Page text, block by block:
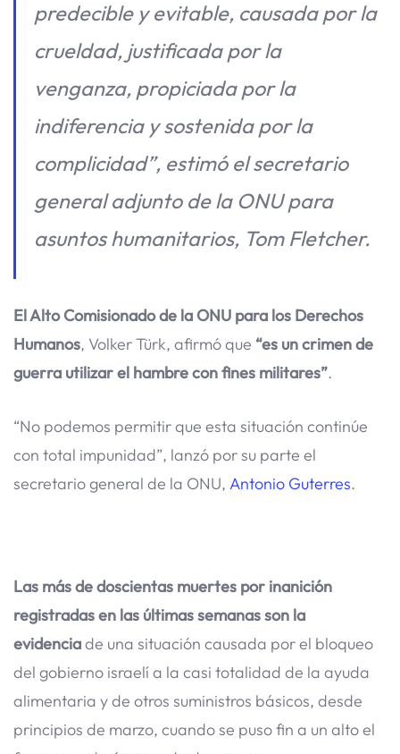
predecible y evitable, causada por la
crueldad, justificada por la
venganza, propiciada por la
indiferencia y sostenida por la
complicidad”, estimó el secretario
general adjunto de la ONU para
asuntos humanitarios, Tom Fletcher.
El Alto Comisionado de la ONU para los Derechos
Humanos, Volker Türk, afirmó que “es un crimen de
guerra utilizar el hambre con fines militares”.
“No podemos permitir que esta situación continúe
con total impunidad”, lanzó por su parte el
secretario general de la ONU, Antonio Guterres.
Las más de doscientas muertes por inanición
registradas en las últimas semanas son la
evidenciade una situación causada por el bloqueo
del gobierno israelí a la casi totalidad de la ayuda
alimentaria y de otros suministros básicos, desde
principios de marzo, cuando se puso fin a un alto el